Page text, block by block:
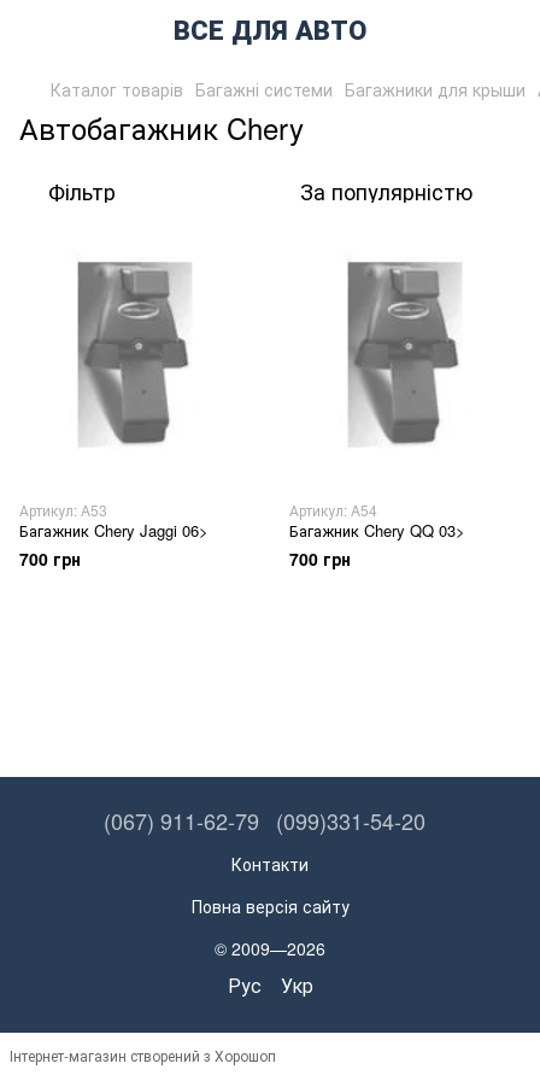
ВСЕ ДЛЯ АВТО
Каталог товарів Багажні системи Багажники для крыши
Автобагажник Chery
Фільтр За популярністю
Артикул: A53
Багажник Chery Jaggi 06>
700 грн
Артикул: A54
Багажник Chery QQ 03>
700 грн
(067) 911-62-79 (099)331-54-20
Контакти
Повна версія сайту
© 2009—2026
Рус Укр
Інтернет-магазин створений з Хорошоп